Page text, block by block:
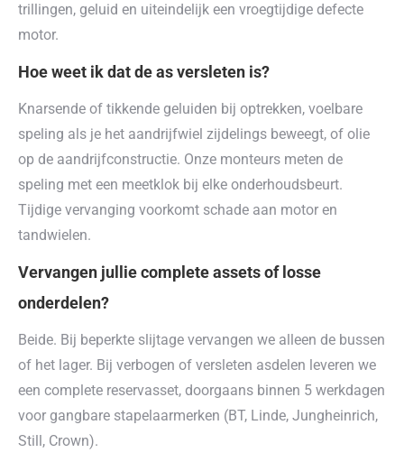
trillingen, geluid en uiteindelijk een vroegtijdige defecte
motor.
Hoe weet ik dat de as versleten is?
Knarsende of tikkende geluiden bij optrekken, voelbare
speling als je het aandrijfwiel zijdelings beweegt, of olie
op de aandrijfconstructie. Onze monteurs meten de
speling met een meetklok bij elke onderhoudsbeurt.
Tijdige vervanging voorkomt schade aan motor en
tandwielen.
Vervangen jullie complete assets of losse
onderdelen?
Beide. Bij beperkte slijtage vervangen we alleen de bussen
of het lager. Bij verbogen of versleten asdelen leveren we
een complete reservasset, doorgaans binnen 5 werkdagen
voor gangbare stapelaarmerken (BT, Linde, Jungheinrich,
Still, Crown).